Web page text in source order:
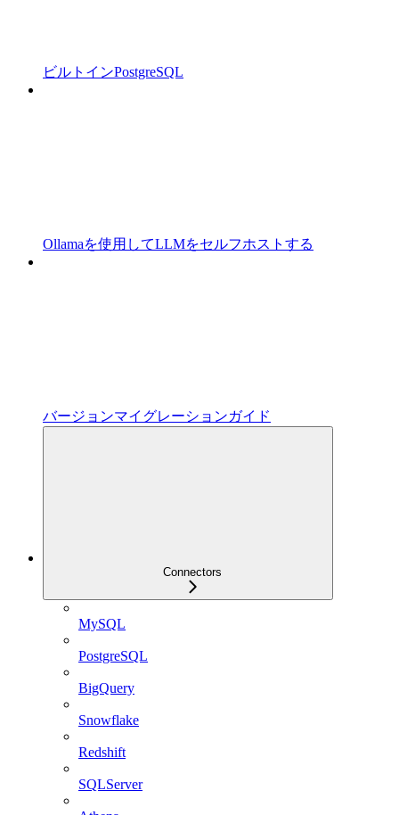
ビルトインPostgreSQL
Ollamaを使用してLLMをセルフホストする
バージョンマイグレーションガイド
Connectors
MySQL
PostgreSQL
BigQuery
Snowflake
Redshift
SQLServer